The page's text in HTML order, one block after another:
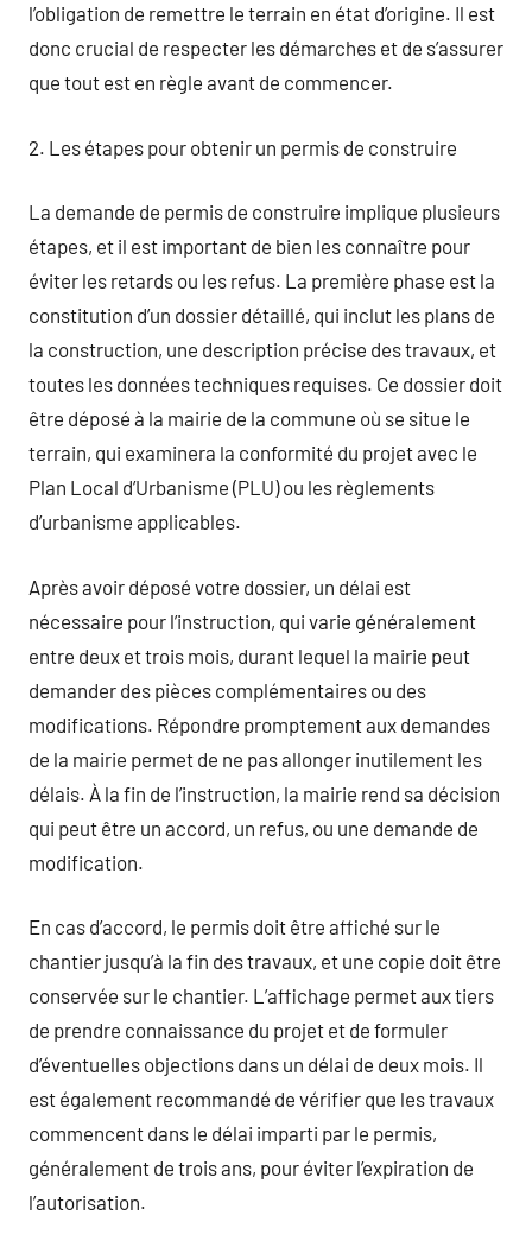
l’obligation de remettre le terrain en état d’origine. Il est
donc crucial de respecter les démarches et de s’assurer
que tout est en règle avant de commencer.
2. Les étapes pour obtenir un permis de construire
La demande de permis de construire implique plusieurs
étapes, et il est important de bien les connaître pour
éviter les retards ou les refus. La première phase est la
constitution d’un dossier détaillé, qui inclut les plans de
la construction, une description précise des travaux, et
toutes les données techniques requises. Ce dossier doit
être déposé à la mairie de la commune où se situe le
terrain, qui examinera la conformité du projet avec le
Plan Local d’Urbanisme (PLU) ou les règlements
d’urbanisme applicables.
Après avoir déposé votre dossier, un délai est
nécessaire pour l’instruction, qui varie généralement
entre deux et trois mois, durant lequel la mairie peut
demander des pièces complémentaires ou des
modifications. Répondre promptement aux demandes
de la mairie permet de ne pas allonger inutilement les
délais. À la fin de l’instruction, la mairie rend sa décision
qui peut être un accord, un refus, ou une demande de
modification.
En cas d’accord, le permis doit être affiché sur le
chantier jusqu’à la fin des travaux, et une copie doit être
conservée sur le chantier. L’affichage permet aux tiers
de prendre connaissance du projet et de formuler
d’éventuelles objections dans un délai de deux mois. Il
est également recommandé de vérifier que les travaux
commencent dans le délai imparti par le permis,
généralement de trois ans, pour éviter l’expiration de
l’autorisation.